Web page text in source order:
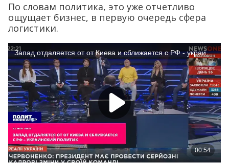
По словам политика, это уже отчетливо
ощущает бизнес, в первую очередь сфера
логистики.